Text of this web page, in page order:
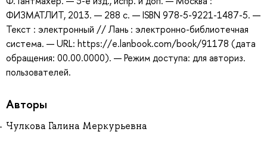
ФИЗМАТЛИТ, 2013. — 288 с. — ISBN 978-5-9221-1487-5. —
Текст : электронный // Лань : электронно-библиотечная
система. — URL: https://e.lanbook.com/book/91178 (дата
обращения: 00.00.0000). — Режим доступа: для авториз.
пользователей.
Авторы
Чулкова Галина Меркурьевна